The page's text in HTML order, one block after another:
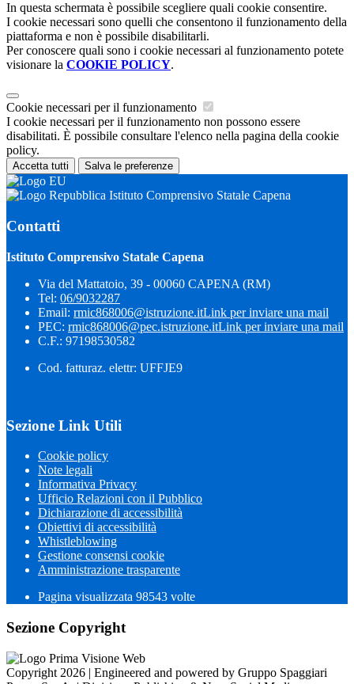
In questa schermata è possibile scegliere quali cookie consentire.
I cookie necessari sono quelli che consentono il funzionamento della
piattaforma e non è possibile disabilitarli.
Per conoscere quali sono i cookie necessari al funzionamento potete
visionare la COOKIE POLICY.
Cookie necessari per il funzionamento
I cookie necessari per il funzionamento non possono essere
disabilitati. È possibile consultare l'elenco nella pagina della cookie
policy.
Accetta tutti Salva le preferenze
Istituto Comprensivo Statale Capena
Contatti
Istituto Comprensivo Statale Capena
Via del Mattatoio, 39 - 00060 CAPENA (RM)
Tel: 06/9032287
Email: rmic868006@istruzione.itLink per inviare una mail
PEC: rmic868006@pec.istruzione.itLink per inviare una mail
C.F.: 97198530582
Cod. fatturaz. elettr: UFFJE9
Sezione Link Utili
Cookie policy
Note legali
Informativa Privacy
Ufficio Relazioni con il Pubblico
Dichiarazione di accessibilità
Obiettivi di accessibilità
Whistleblowing
Gestione consensi cookie
Amministrazione trasparente
Pagina visualizzata 98543 volte
Sezione Copyright
Copyright 2026 | Engineered and powered by Gruppo Spaggiari